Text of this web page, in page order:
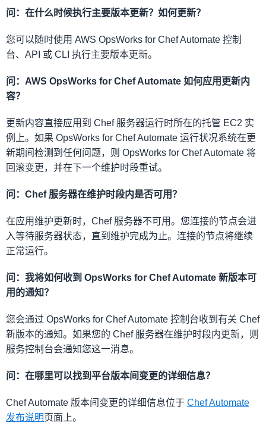
问：在什么时候执行主要版本更新？如何更新？
您可以随时使用 AWS OpsWorks for Chef Automate 控制
台、API 或 CLI 执行主要版本更新。
问：AWS OpsWorks for Chef Automate 如何应用更新内
容？
更新内容直接应用到 Chef 服务器运行时所在的托管 EC2 实
例上。如果 OpsWorks for Chef Automate 运行状况系统在更
新期间检测到任何问题，则 OpsWorks for Chef Automate 将
回滚变更，并在下一个维护时段重试。
问：Chef 服务器在维护时段内是否可用？
在应用维护更新时，Chef 服务器不可用。您连接的节点会进
入等待服务器状态，直到维护完成为止。连接的节点将继续
正常运行。
问：我将如何收到 OpsWorks for Chef Automate 新版本可
用的通知？
您会通过 OpsWorks for Chef Automate 控制台收到有关 Chef
新版本的通知。如果您的 Chef 服务器在维护时段内更新，则
服务控制台会通知您这一消息。
问：在哪里可以找到平台版本间变更的详细信息？
Chef Automate 版本间变更的详细信息位于 Chef Automate
发布说明 页面上。